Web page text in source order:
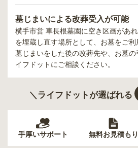
墓じまいによる改葬受入が可能
横手市営 車長根墓園に空き区画があ
を埋蔵し直す場所として、お墓をご利
墓じまいをした後の改葬先や、お墓
イフドットにご相談ください。
＼ライフドットが選ばれる
手厚いサポート 無料お見積もり